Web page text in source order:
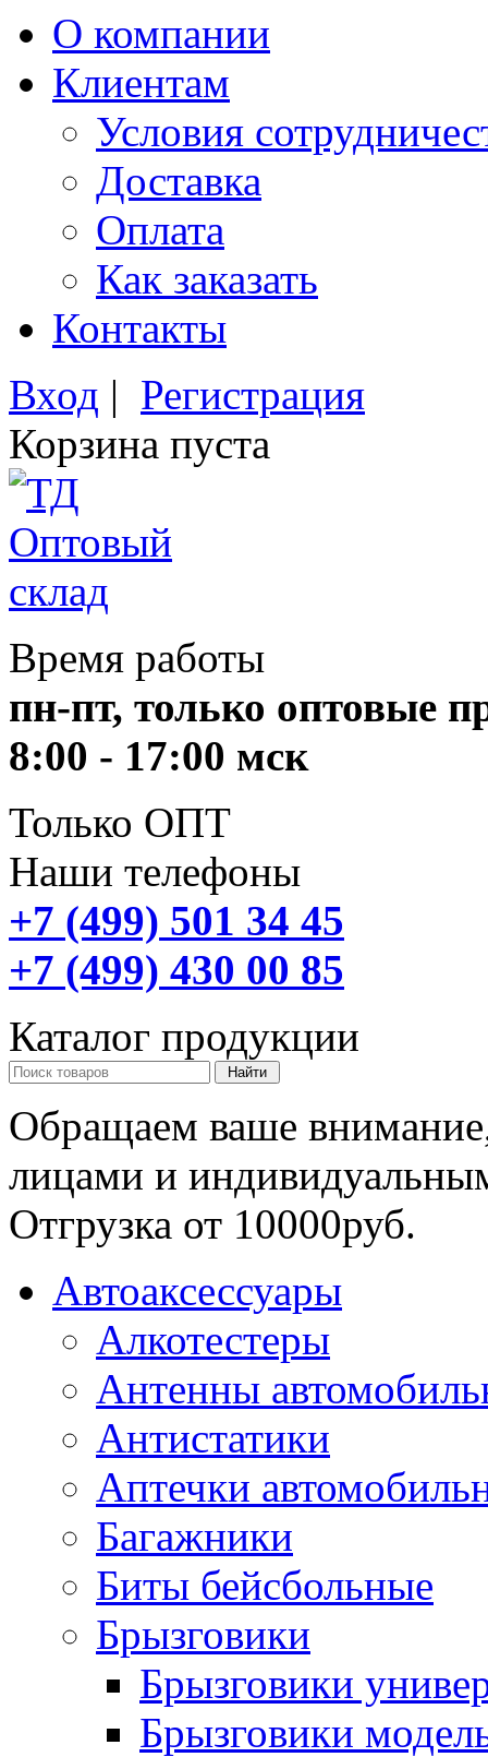
О компании
Клиентам
Условия
Доставка
Оплата
Как заказать
Контакты
Вход | Регистрация
Корзина пуста
Время работы
пн-пт, только оптовые
8:00 - 17:00 мск
Только ОПТ
Наши телефоны
+7 (499) 501 34 45
+7 (499) 430 00 85
Каталог продукции
Обращаем ваше
лицами и
Отгрузка от 10000руб.
Автоаксессуары
Алкотестеры
Антенны
Антистатики
Аптечки
Багажники
Биты бейсбольные
Брызговики
Брызговики
Брызговики